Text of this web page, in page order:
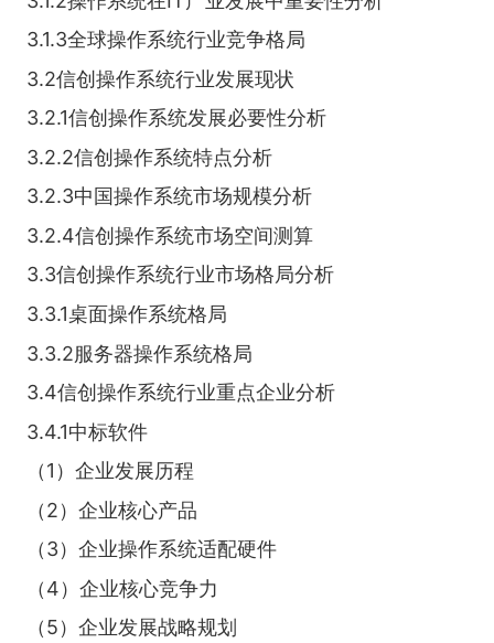
3.1.3全球操作系统行业竞争格局
3.2信创操作系统行业发展现状
3.2.1信创操作系统发展必要性分析
3.2.2信创操作系统特点分析
3.2.3中国操作系统市场规模分析
3.2.4信创操作系统市场空间测算
3.3信创操作系统行业市场格局分析
3.3.1桌面操作系统格局
3.3.2服务器操作系统格局
3.4信创操作系统行业重点企业分析
3.4.1中标软件
（1）企业发展历程
（2）企业核心产品
（3）企业操作系统适配硬件
（4）企业核心竞争力
（5）企业发展战略规划